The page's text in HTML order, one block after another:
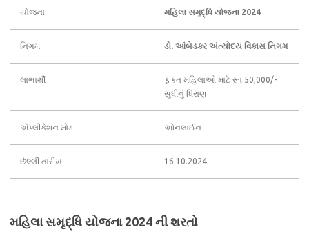
યોજના મહિલા સમૃદ્ધિ યોજના 2024
નિગમ ડો. આંબેડકર અંત્યોદય વિકાસ નિગમ
લાભાર્થી
ફક્ત મહિલાઓ માટે રૂા.50,000/-
સુધીનું ધિરાણ
એપ્લીકેશન મોડ ઓનલાઈન
છેલ્લી તારીખ 16.10.2024
મહિલા સમૃદ્ધિ યોજના 2024 ની શરતો